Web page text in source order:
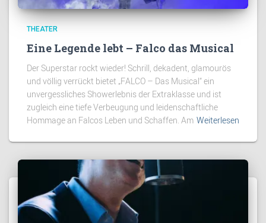
THEATER
Eine Legende lebt – Falco das Musical
Der Superstar rockt wieder! Schrill, dekadent, glamourös
und völlig verrückt bietet „FALCO – Das Musical“ ein
unvergessliches Showerlebnis der Extraklasse und ist
zugleich eine tiefe Verbeugung und leidenschaftliche
Hommage an Falcos Leben und Schaffen. Am Weiterlesen